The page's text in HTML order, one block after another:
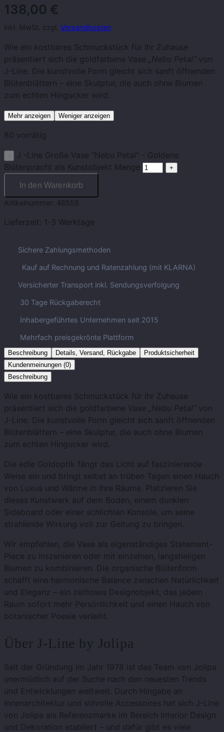
138,00 €
inkl. MwSt. zzgl. Versandkosten
Wie ein kostbares Schmuckstück für Ihr Zuhause
präsentiert sich die goldfarbene Vase
„Nebu Petal“ von
J-Line. Die kunstvolle Form gleicht sich sanft öffnenden
Blütenblättern – eine Skulptur, die auch ohne Blumen
zum echten Hingucker wird.
Mehr anzeigen Weniger anzeigen
80 vorrätig
J -Line Große Vase "Nebu Petal" - Goldene
Blütenpracht als Kunstobjekt Menge
In den Warenkorb
Artikelnummer: 48558
Lieferzeit: 1-3 Werktage
Sichere Zahlungsmethoden
Kauf auf Rechnung und Ratenzahlung (mit KLARNA)
Versicherter Transport inkl. Sendungsverfolgung
30 Tage Rückgaberecht
Inhabergeführtes Unternehmen seit 2015
Mehrfach preisgekrönte Plattform
Beschreibung Details, Versand, Rückgabe
Produktsicherheit
Kundenmeinungen (0)
Beschreibung
Wie ein kostbares Schmuckstück für Ihr Zuhause
präsentiert sich die goldfarbene Vase
„Nebu Petal“ von
J-Line. Die kunstvolle Form gleicht sich sanft öffnenden
Blütenblättern – eine Skulptur, die auch ohne Blumen
zum echten Hingucker wird.
Die edle Goldoptik fängt das Licht auf faszinierende
Weise ein und bringt selbst an trüben Tagen einen Hauch
von Luxus und Wärme in Ihre Räume. Platzieren Sie
dieses Kunstwerk auf dem Boden, einem dunklen
Sideboard oder einer schlichten Konsole, um seine
strahlende Wirkung voll zur Geltung zu bringen.
Wir empfehlen, die Vase als eigenständiges Statement-
Piece zu inszenieren oder mit einzelnen, langstieligen
Blumen zu kombinieren. Die organische Blütenform
schafft eine harmonische Balance zwischen Natürlichkeit
und Eleganz – ein zeitloses Designobjekt, das jedem
Raum sofort mehr Persönlichkeit und einen Hauch von
botanischer Poesie verleiht.
Über J-Line by Jolipa
Seit der Gründung im Jahr 1978 ist das Team von Jolipa
unermüdlich auf der Suche nach den neuesten Trends
und Entwicklungen weltweit. Durch Hingabe an
Innenarchitektur und stilvolle Accessoires hat sich J-Line
von Jolipa als Referenzmarke im Bereich Interior Design
und Dekoration etabliert – und dafür gibt es viele